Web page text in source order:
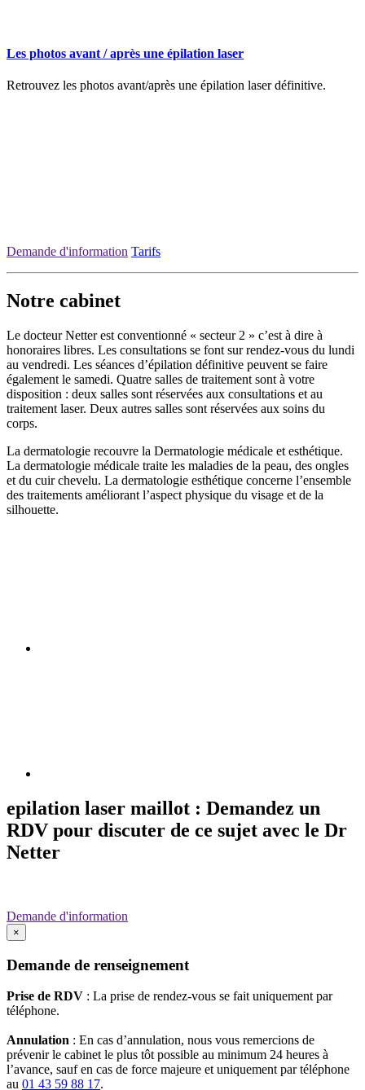
Les photos avant / après une épilation laser
Retrouvez les photos avant/après une épilation laser définitive.
Demande d'information Tarifs
Notre cabinet
Le docteur Netter est conventionné « secteur 2 » c’est à dire à
honoraires libres. Les consultations se font sur rendez-vous du lundi
au vendredi. Les séances d’épilation définitive peuvent se faire
également le samedi. Quatre salles de traitement sont à votre
disposition : deux salles sont réservées aux consultations et au
traitement laser. Deux autres salles sont réservées aux soins du
corps.
La dermatologie recouvre la Dermatologie médicale et esthétique.
La dermatologie médicale traite les maladies de la peau, des ongles
et du cuir chevelu. La dermatologie esthétique concerne l’ensemble
des traitements améliorant l’aspect physique du visage et de la
silhouette.
epilation laser maillot : Demandez un
RDV pour discuter de ce sujet avec le Dr
Netter
Demande d'information
×
Demande de renseignement
Prise de RDV : La prise de rendez-vous se fait uniquement par
téléphone.
Annulation : En cas d’annulation, nous vous remercions de
prévenir le cabinet le plus tôt possible au minimum 24 heures à
l’avance, sauf en cas de force majeure et uniquement par téléphone
au 01 43 59 88 17.